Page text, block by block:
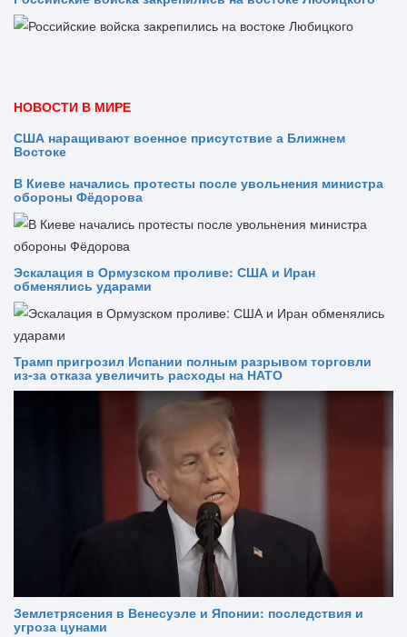
НОВОСТИ В МИРЕ
США наращивают военное присутствие а Ближнем
Востоке
В Киеве начались протесты после увольнения министра
обороны Фёдорова
Эскалация в Ормузском проливе: США и Иран
обменялись ударами
Трамп пригрозил Испании полным разрывом торговли
из‑за отказа увеличить расходы на НАТО
Землетрясения в Венесуэле и Японии: последствия и
угроза цунами